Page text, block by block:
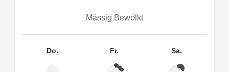
Mässig Bewölkt
Do. Fr. Sa.